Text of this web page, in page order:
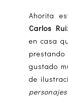
Ahorita
Carlos
en casa
gustado
de